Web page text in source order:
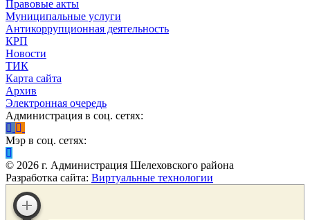
Правовые акты
Муниципальные услуги
Антикоррупционная деятельность
КРП
Новости
ТИК
Карта сайта
Архив
Электронная очередь
Администрация в соц. сетях:
Мэр в соц. сетях:
© 2026 г. Администрация Шелеховского района
Разработка сайта: Виртуальные технологии